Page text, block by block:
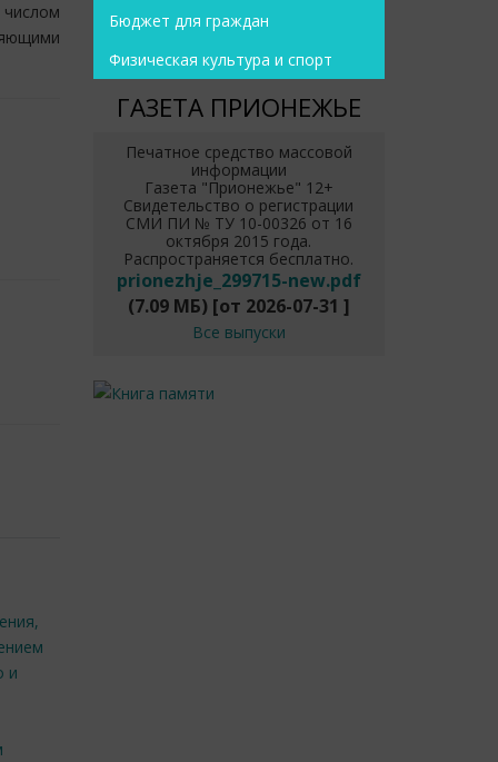
и
Бюджет для граждан
Физическая культура и спорт
ГАЗЕТА ПРИОНЕЖЬЕ
Печатное средство массовой
информации
Газета "Прионежье" 12+
Свидетельство о регистрации
СМИ ПИ № ТУ 10-00326 от 16
октября 2015 года.
Распространяется бесплатно.
prionezhje_299715-new.pdf
(7.09 МБ)[от 2026-07-31 ]
Все выпуски